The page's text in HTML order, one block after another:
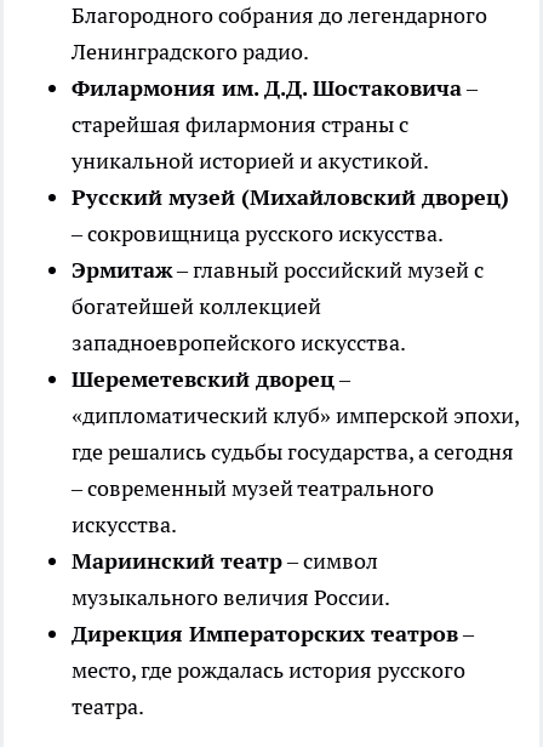
Благородного собрания до легендарного
Ленинградского радио.
Филармония им. Д.Д. Шостаковича–
старейшая филармония страны с
уникальной историей и акустикой.
Русский музей (Михайловский дворец)
– сокровищница русского искусства.
Эрмитаж– главный российский музей с
богатейшей коллекцией
западноевропейского искусства.
Шереметевский дворец–
«дипломатический клуб» имперской эпохи,
где решались судьбы государства, а сегодня
– современный музей театрального
искусства.
Мариинский театр– символ
музыкального величия России.
Дирекция Императорских театров–
место, где рождалась история русского
театра.